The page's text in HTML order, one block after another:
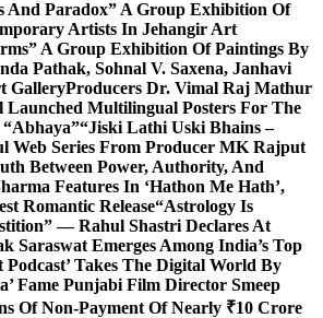
And Paradox” A Group Exhibition Of
Artists In Jehangir Art
A Group Exhibition Of Paintings By
Pathak, Sohnal V. Saxena, Janhavi
GalleryProducers Dr. Vimal Raj Mathur
Launched Multilingual Posters For The
“Jiski Lathi Uski Bhains –
Web Series From Producer MK Rajput
Between Power, Authority, And
Features In ‘Hathon Me Hath’,
Romantic Release“Astrology Is
— Rahul Shastri Declares At
Saraswat Emerges Among India’s Top
Podcast’ Takes The Digital World By
Fame Punjabi Film Director Smeep
Of Non-Payment Of Nearly ₹10 Crore